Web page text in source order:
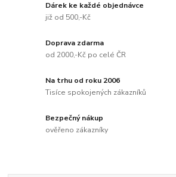
Dárek ke každé objednávce
již od 500,-Kč
Doprava zdarma
od 2000,-Kč po celé ČR
Na trhu od roku 2006
Tisíce spokojených zákazníků
Bezpečný nákup
ověřeno zákazníky